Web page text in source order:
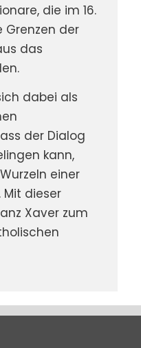
die im 16.
Grenzen der
das
dabei als
der Dialog
kann,
einer
dieser
Xaver zum